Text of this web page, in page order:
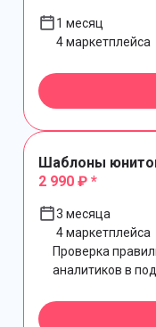
1 месяц
4 маркетплейса
Шаблоны
2 990 ₽ *
3 месяца
4 маркетплейса
Проверка
аналитиков в